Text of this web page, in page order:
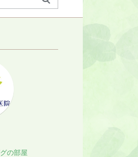
の部屋